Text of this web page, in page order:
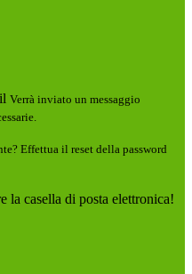
Verrà inviato un messaggio
Effettua il reset della password
la casella di posta elettronica!